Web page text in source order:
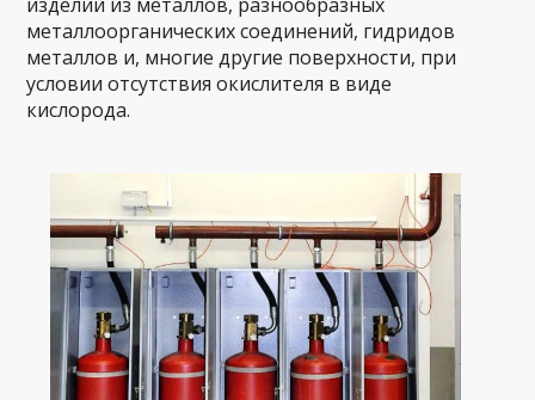
металлоорганических соединений, гидридов
металлов и, многие другие поверхности, при
условии отсутствия окислителя в виде
кислорода.